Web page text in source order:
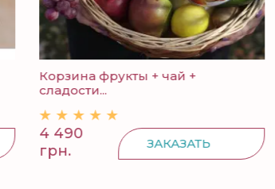
Корзина фрукты + чай +
сладости...
4 490
грн.
ЗАКАЗАТЬ 5